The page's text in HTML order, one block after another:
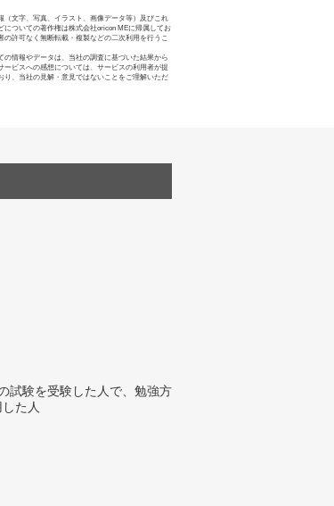
（文字、写真、イラスト、画像データ等）及びこれ
についての著作権は株式会社oricon MEに帰属してお
の許可なく無断転載・複製などの二次利用を行うこ
の情報やデータは、当社の調査に基づいた結果から
ービスへの感想については、サービスの利用者が提
り、当社の見解・意見ではないことをご理解いただ
試験を受験した人で、勉強方
た人